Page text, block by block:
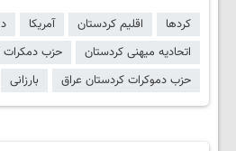
کردها اقلیم کردستان آمریکا
اتحادیه میهنی کردستان
حزب دمکرات
حزب دموکرات کردستان عراق
بارزانی